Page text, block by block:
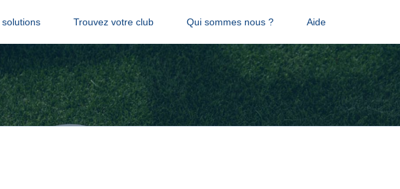
Trouvez votre club Qui sommes nous ? Aide